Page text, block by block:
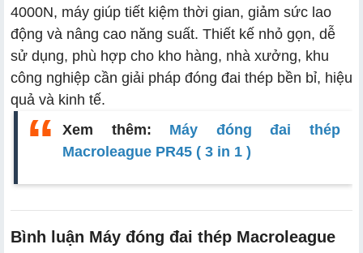
4000N, máy giúp tiết kiệm thời gian, giảm sức lao
động và nâng cao năng suất. Thiết kế nhỏ gọn, dễ
sử dụng, phù hợp cho kho hàng, nhà xưởng, khu
công nghiệp cần giải pháp đóng đai thép bền bỉ, hiệu
quả và kinh tế.
Xem thêm: Máy đóng đai thép
Macroleague PR45 ( 3 in 1 )
Bình luận Máy đóng đai thép Macroleague